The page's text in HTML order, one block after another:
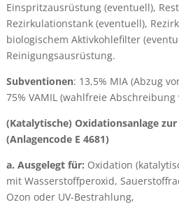
Einspritzausrüstung (eventuell),
Rezirkulationstank (eventuell),
biologischem Aktivkohlefilter
Reinigungsausrüstung.
Subventionen: 13,5% MIA (Abzug
75% VAMIL (wahlfreie
(Katalytische) Oxidationsanlage
(Anlagencode E 4681)
a. Ausgelegt für: Oxidation
mit Wasserstoffperoxid,
Ozon oder UV-Bestrahlung,